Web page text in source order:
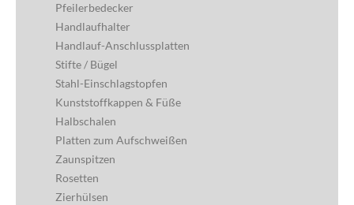
Pfeilerbedecker
Handlaufhalter
Handlauf-Anschlussplatten
Stifte / Bügel
Stahl-Einschlagstopfen
Kunststoffkappen & Füße
Halbschalen
Platten zum Aufschweißen
Zaunspitzen
Rosetten
Zierhülsen